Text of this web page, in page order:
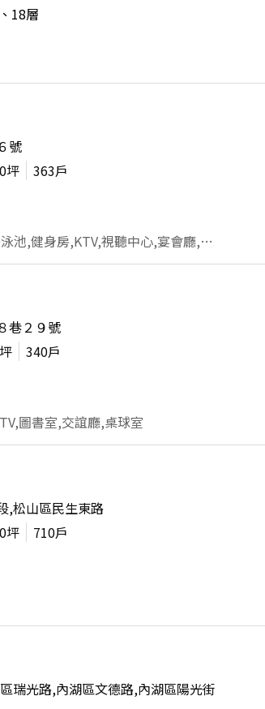
18層
號
坪 363戶
公設參考：SPA,花園,戶外泳池,健身房,KTV,視聽中心,宴會廳,遊戲室,媽媽教室,圖書室,交誼廳,會議室,棋藝室
巷２９號
坪 340戶
圖書室,交誼廳,桌球室
,松山區民生東路
坪 710戶
瑞光路,內湖區文德路,內湖區陽光街